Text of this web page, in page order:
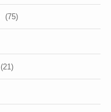
(75)
(21)